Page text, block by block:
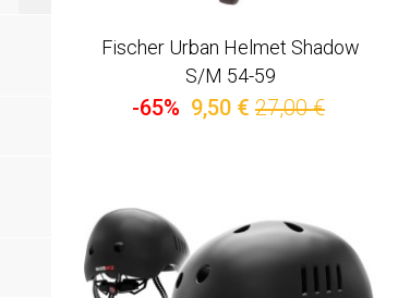
Fischer Urban Helmet Shadow
S/M 54-59
-65% 9,50 € 27,00 €